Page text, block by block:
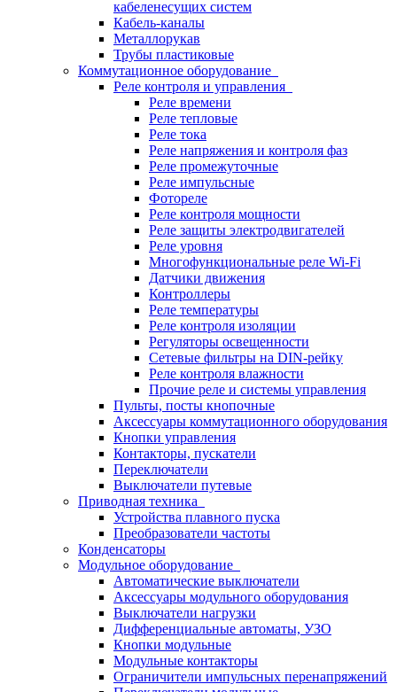
кабеленесущих систем
Кабель-каналы
Металлорукав
Трубы пластиковые
Коммутационное оборудование
Реле контроля и управления
Реле времени
Реле тепловые
Реле тока
Реле напряжения и контроля фаз
Реле промежуточные
Реле импульсные
Фотореле
Реле контроля мощности
Реле защиты электродвигателей
Реле уровня
Многофункциональные реле Wi-Fi
Датчики движения
Контроллеры
Реле температуры
Реле контроля изоляции
Регуляторы освещенности
Сетевые фильтры на DIN-рейку
Реле контроля влажности
Прочие реле и системы управления
Пульты, посты кнопочные
Аксессуары коммутационного оборудования
Кнопки управления
Контакторы, пускатели
Переключатели
Выключатели путевые
Приводная техника
Устройства плавного пуска
Преобразователи частоты
Конденсаторы
Модульное оборудование
Автоматические выключатели
Аксессуары модульного оборудования
Выключатели нагрузки
Дифференциальные автоматы, УЗО
Кнопки модульные
Модульные контакторы
Ограничители импульсных перенапряжений